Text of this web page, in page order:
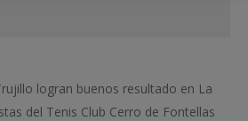
logran buenos resultado en La
del Tenis Club Cerro de Fontellas